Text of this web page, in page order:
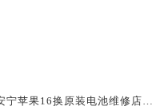
宁苹果16换原装电池维修店大